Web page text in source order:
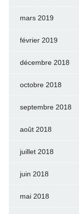
mars 2019
février 2019
décembre 2018
octobre 2018
septembre 2018
août 2018
juillet 2018
juin 2018
mai 2018